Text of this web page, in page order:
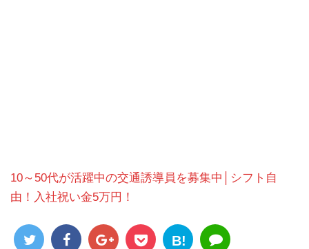
10～50代が活躍中の交通誘導員を募集中│シフト自
由！入社祝い金5万円！
B!